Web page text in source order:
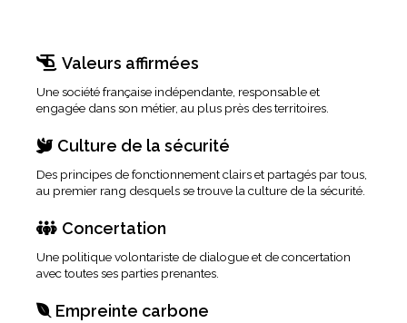
 Valeurs affirmées
Une société française indépendante, responsable et
engagée dans son métier, au plus près des territoires.
 Culture de la sécurité
Des principes de fonctionnement clairs et partagés par tous,
au premier rang desquels se trouve la culture de la sécurité.
 Concertation
Une politique volontariste de dialogue et de concertation
avec toutes ses parties prenantes.
 Empreinte carbone